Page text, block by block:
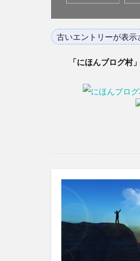
古いエントリーが表示
「にほんブログ村